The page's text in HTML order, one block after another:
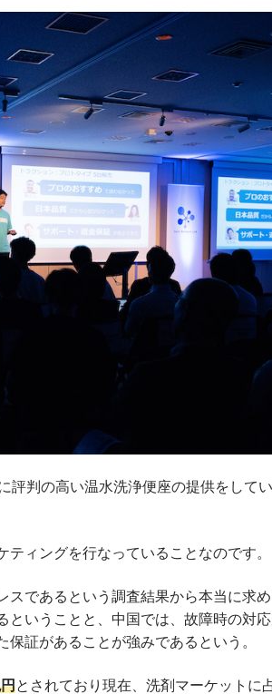
評判の高い温水洗浄便座の提供をして
ィングを行なっていることなのです。
であるという調査結果から本当に求
いうことと、中国では、故障時の対応
証があることが強みであるという。
とされており現在、洗剤マーケットに